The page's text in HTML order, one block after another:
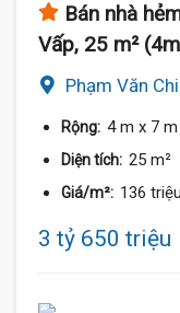
Bán nhà
Vấp, 25 m²
Phạm Văn
Rộng: 4 m x 7 m
Diện tích: 25 m²
Giá/m²: 136
3 tỷ 650 triệu